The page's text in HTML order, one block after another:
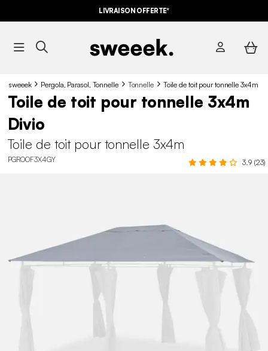
LIVRAISON OFFERTE*
sweeek Pergola, Parasol, Tonnelle Tonnelle Toile de toit pour tonnelle 3x4m
Toile de toit pour tonnelle 3x4m
Divio
Toile de toit pour tonnelle 3x4m
PGROOF3X4GY 3.9 (23)